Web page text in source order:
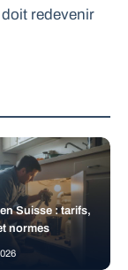
redevenir
Suisse : tarifs,
normes